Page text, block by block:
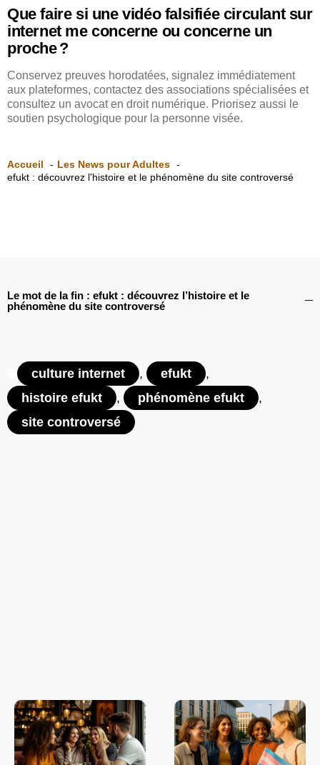
Que faire si une vidéo falsifiée circulant sur
internet me concerne ou concerne un
proche ?
Conservez preuves horodatées, signalez immédiatement
aux plateformes, contactez des associations spécialisées et
consultez un avocat en droit numérique. Priorisez aussi le
soutien psychologique pour la personne visée.
Accueil
Les News pour Adultes
efukt : découvrez l’histoire et le phénomène du site controversé
Le mot de la fin : efukt : découvrez l’histoire et le
phénomène du site controversé
culture internet , efukt
,
histoire efukt
, phénomène efukt
,
site controversé